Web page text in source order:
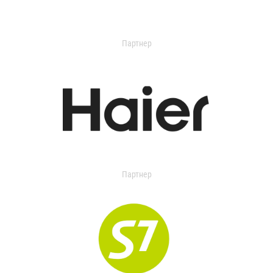
Партнер
Партнер